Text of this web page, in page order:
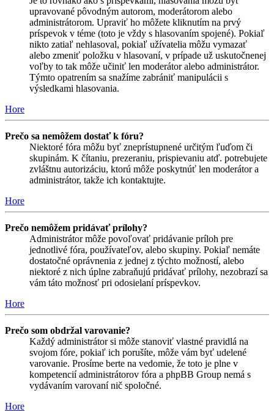
upravované pôvodným autorom, moderátorom alebo
administrátorom. Upraviť ho môžete kliknutím na prvý
príspevok v téme (toto je vždy s hlasovaním spojené). Pokiaľ
nikto zatiaľ nehlasoval, pokiaľ užívatelia môžu vymazať
alebo zmeniť položku v hlasovaní, v prípade už uskutočnenej
voľby to tak môže učiniť len moderátor alebo administrátor.
Týmto opatrením sa snažíme zabrániť manipulácii s
výsledkami hlasovania.
Hore
Prečo sa nemôžem dostať k fóru?
Niektoré fóra môžu byť zneprístupnené určitým ľuďom či
skupinám. K čítaniu, prezeraniu, prispievaniu atď. potrebujete
zvláštnu autorizáciu, ktorú môže poskytnúť len moderátor a
administrátor, takže ich kontaktujte.
Hore
Prečo nemôžem pridávať prílohy?
Administrátor môže povoľovať pridávanie príloh pre
jednotlivé fóra, používateľov, alebo skupiny. Pokiaľ nemáte
dostatočné oprávnenia z jednej z týchto možností, alebo
niektoré z nich úplne zabraňujú pridávať prílohy, nezobrazí sa
vám táto možnosť pri odosielaní príspevkov.
Hore
Prečo som obdržal varovanie?
Každý administrátor si môže stanoviť vlastné pravidlá na
svojom fóre, pokiaľ ich porušíte, môže vám byť udelené
varovanie. Prosíme berte na vedomie, že toto je plne v
kompetencií administrátorov fóra a phpBB Group nemá s
vydávaním varovaní nič spoločné.
Hore